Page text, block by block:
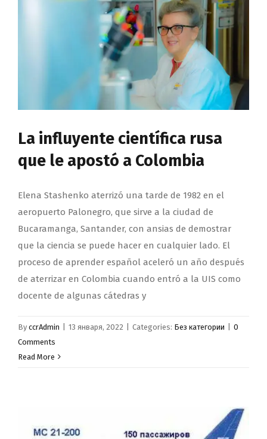
La influyente científica rusa
que le apostó a Colombia
Elena Stashenko aterrizó una tarde de 1982 en el
aeropuerto Palonegro, que sirve a la ciudad de
Bucaramanga, Santander, con ansias de demostrar
que la ciencia se puede hacer en cualquier lado. El
proceso de aprender español aceleró un año después
de aterrizar en Colombia cuando entró a la UIS como
docente de algunas cátedras y
By ccrAdmin 13 января, 2022 Categories: Без категории
0
Comments
Read More